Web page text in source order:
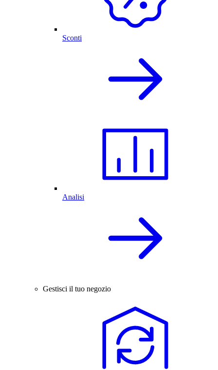
Sconti
Analisi
Gestisci il tuo negozio